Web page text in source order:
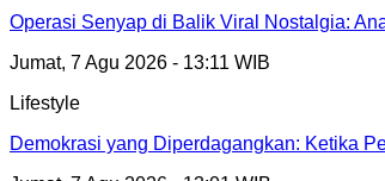
Operasi Senyap di Balik Viral Nostalgia:
Jumat, 7 Agu 2026 - 13:11 WIB
Lifestyle
Demokrasi yang Diperdagangkan: Ketika